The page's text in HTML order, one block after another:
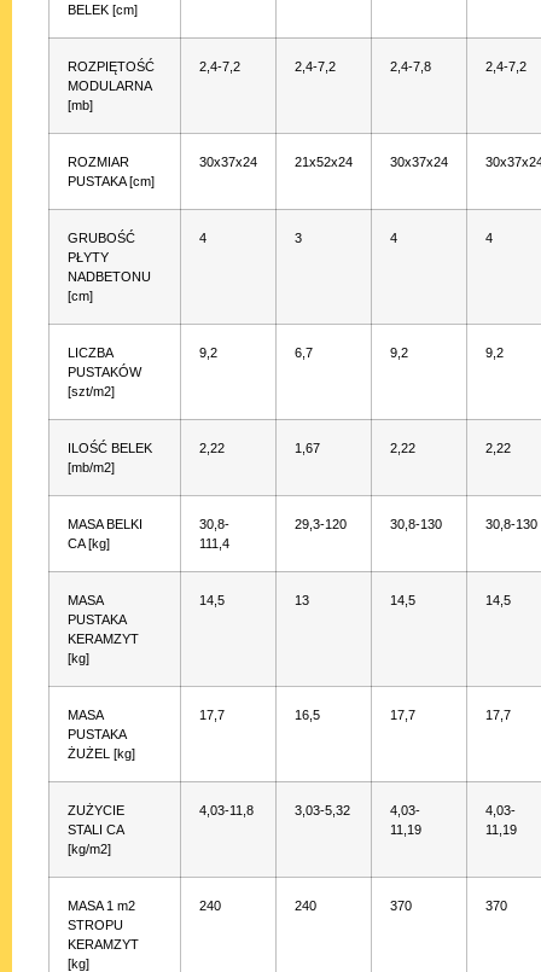
BELEK [cm]
ROZPIĘTOŚĆ
MODULARNA
[mb]
2,4-7,2 2,4-7,2 2,4-7,8 2,4-7,2
ROZMIAR
PUSTAKA [cm]
30x37x24 21x52x24 30x37x24
GRUBOŚĆ
PŁYTY
NADBETONU
[cm]
4 3 4 4
LICZBA
PUSTAKÓW
[szt/m2]
9,2 6,7 9,2 9,2
ILOŚĆ BELEK
[mb/m2]
2,22 1,67 2,22 2,22
MASA BELKI
CA [kg]
30,8-
111,4
29,3-120 30,8-130 30,8-130
MASA
PUSTAKA
KERAMZYT
[kg]
14,5 13 14,5 14,5
MASA
PUSTAKA
ŻUŻEL [kg]
17,7 16,5 17,7 17,7
ZUŻYCIE
STALI CA
[kg/m2]
4,03-11,8 3,03-5,32
4,03-
11,19
4,03-
11,19
MASA 1 m2
STROPU
KERAMZYT
[kg]
240 240 370 370